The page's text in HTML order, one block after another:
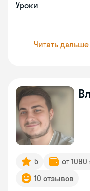
Уроки
Читать дальше
5 от
10 отзывов